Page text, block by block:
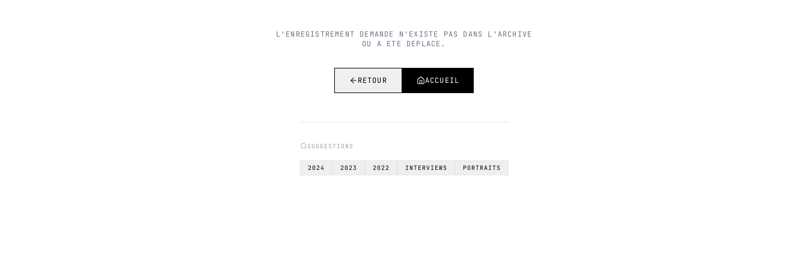
L'ENREGISTREMENT DEMANDE N'EXISTE PAS DANS L'ARCHIVE
OU A ETE DEPLACE.
RETOUR ACCUEIL
SUGGESTIONS
2024 2023 2022 INTERVIEWS PORTRAITS